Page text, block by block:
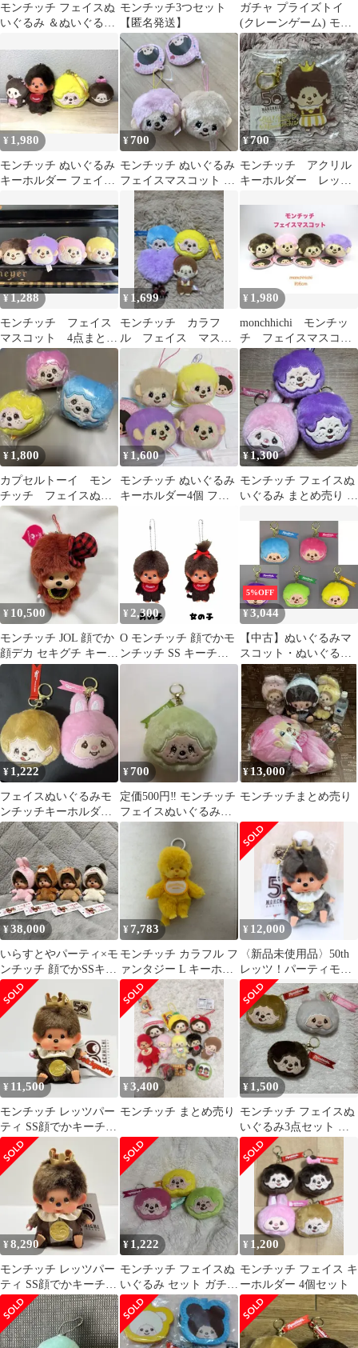
モンチッチ フェイスぬ
いぐるみ ＆ぬいぐるみ
モンチッチ3つセット
【匿名発送】
ガチャ プライズトイ
(クレーンゲーム) モン
チッチ まとめ売り
¥ 1,980
モンチッチ ぬいぐるみ
キーホルダー フェイス
め4点
¥700
モンチッチ ぬいぐるみ
フェイスマスコット セ
ット キーホルダー
人気
¥700
モンチッチ アクリル
キーホルダー レッツ
¥1,288
モンチッチ フェイス
マスコット 4点まとめ
売り
¥ 1,699
モンチッチ カラフ
ル フェイス マスコ
ット4点セット
¥ 1,980
monchhichi モンチッ
チ フェイスマスコッ
ト 4種 ラウンドワン
限定
¥ 1,800
カプセルトーイ モン
チッチ フェイスぬい
ぐるみキーホルダーセ
¥ 1,600
モンチッチ ぬいぐるみ
キーホルダー4個 フェ
¥1,300
モンチッチ フェイスぬ
いぐるみ まとめ売り 3
¥ 10,500
モンチッチ JOL 顔でか
顔デカ セキグチ キーチ
ェーン キーホルダー
¥ 2,300
O モンチッチ 顔でかモ
ンチッチ SS キーチェ
ーン (男の子/257294・
女の子/257300)
Monchhichi Friends プレ
ゼント 誕生日 ブラック
フライデー クリスマス
インバウンド お土産
souvenir gift memento
5%OFF
¥3,044
【中古】ぬいぐるみマ
スコット・ぬいぐるみ
バッジ 全5種セット
「モンチッチ フェイス
ぬいぐるみ カラフルバ
ージョン」
¥ 1,222
フェイスぬいぐるみモ
ンチッチキーホルダー2
個セット
¥700
定価500円‼️ モンチッチ
フェイスぬいぐるみカ
ラフルバージョンキー
¥13,000
モンチッチまとめ売り
¥38,000
いらすとやパーティ×モ
ンチッチ 顔でかSSキー
チェーン
¥7,783
モンチッチ カラフル フ
ァンタジー L キーホル
ダー
¥ 12,000
〈新品未使用品〉50th
レッツ！パーティモン
チッチ SS顔でかキーチ
ェーン
¥ 11,500
モンチッチ レッツパー
ティ SS顔でかキーチェ
ーン
¥3,400
モンチッチ まとめ売り
¥ 1,500
モンチッチ フェイスぬ
いぐるみ3点セット ガ
チャガチャ
¥8,290
モンチッチ レッツパー
ティ SS顔でかキーチェ
ーン 男の子（タグ付
き）
¥ 1,222
モンチッチ フェイスぬ
いぐるみ セット ガチャ
ガチャ キーホルダー カ
ラフル
¥ 1,200
モンチッチ フェイス キ
ーホルダー 4個セット